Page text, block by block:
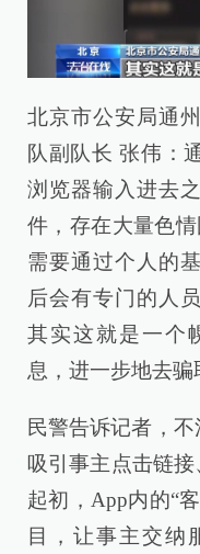
北京市公安局通
队副队长 张伟：
浏览器输入进去
件，存在大量色
需要通过个人的
后会有专门的人
其实这就是一个
息，进一步地去骗
民警告诉记者，不
吸引事主点击链接
起初，App内的“
目，让事主交纳